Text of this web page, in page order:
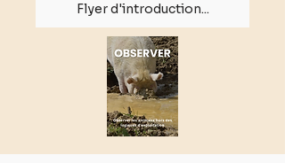
Flyer d'introduction...